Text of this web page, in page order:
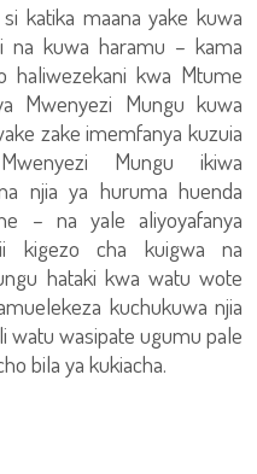
katika maana yake kuwa
na kuwa haramu – kama
haliwezekani kwa Mtume
Mwenyezi Mungu kuwa
zake imemfanya kuzuia
Mungu ikiwa
njia ya huruma huenda
– na yale aliyoyafanya
kigezo cha kuigwa na
hataki kwa watu wote
kuchukuwa njia
watu wasipate ugumu pale
bila ya kukiacha.